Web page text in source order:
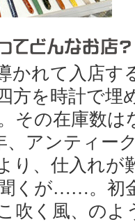
かれて入店す
方を時計で埋
その在庫数は
、アンティー
り、仕入れが
くが……。初
吹く風、のよ